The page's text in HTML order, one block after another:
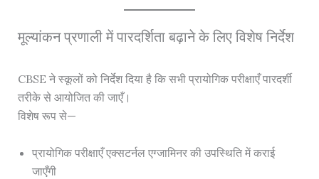
मूल्यांकन प्रणाली में पारदर्शिता बढ़ाने के लिए विशेष निर्देश
CBSE ने स्कूलों को निर्देश दिया है कि सभी प्रायोगिक परीक्षाएँ पारदर्शी
तरीके से आयोजित की जाएँ।
विशेष रूप से—
प्रायोगिक परीक्षाएँ एक्सटर्नल एग्जामिनर की उपस्थिति में कराई
जाएँगी